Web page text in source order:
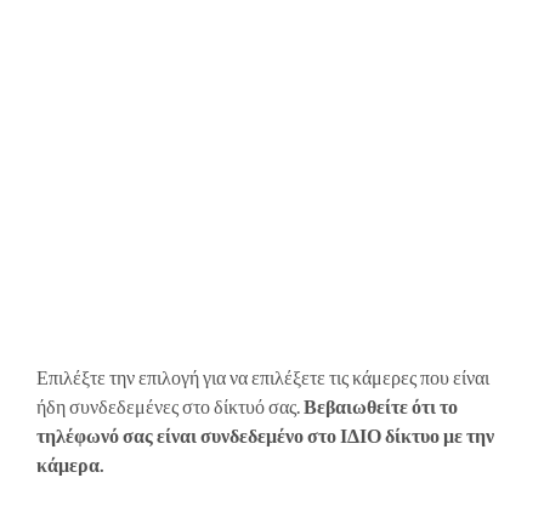
Επιλέξτε την επιλογή για να επιλέξετε τις κάμερες που είναι
ήδη συνδεδεμένες στο δίκτυό σας.Βεβαιωθείτε ότι το
τηλέφωνό σας είναι συνδεδεμένο στο ΙΔΙΟ δίκτυο με την
κάμερα.